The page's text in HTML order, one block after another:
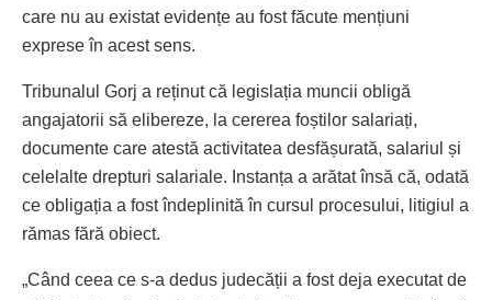
care nu au existat evidențe au fost făcute mențiuni
exprese în acest sens.
Tribunalul Gorj a reținut că legislația muncii obligă
angajatorii să elibereze, la cererea foștilor salariați,
documente care atestă activitatea desfășurată, salariul și
celelalte drepturi salariale. Instanța a arătat însă că, odată
ce obligația a fost îndeplinită în cursul procesului, litigiul a
rămas fără obiect.
„Când ceea ce s-a dedus judecății a fost deja executat de